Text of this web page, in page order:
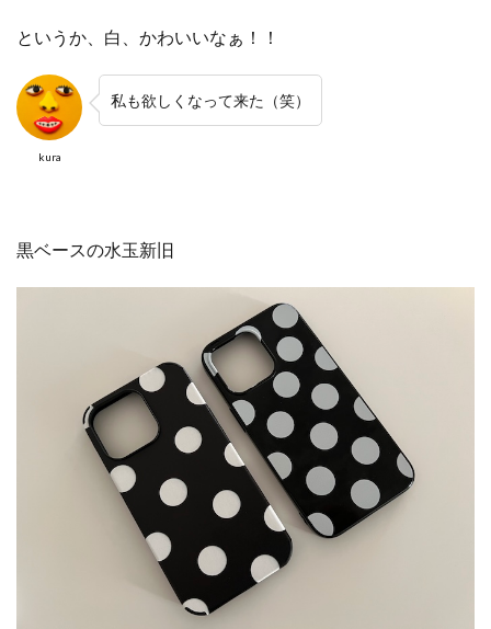
というか、白、かわいいなぁ！！
kura
私も欲しくなって来た（笑）
黒ベースの水玉新旧